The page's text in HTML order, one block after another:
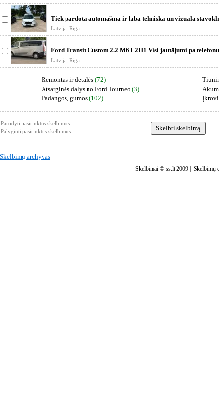
Tiek pārdota automašīna ir labā tehniskā un vizuālā
ietilpīga un
Latvija, Riga
Ford Transit Custom 2.2 M6 L2H1 Visi jautājumi pa
Latvija, Riga
Remontas ir detalės (72)
Atsarginės dalys no Ford Tourneo (3)
Padangos, gumos (102)
Parodyti pasirinktus skelbimus
Palyginti pasirinktus skelbimus
Skelbimų archyvas
Skelbimai © ss.lt 2009 | Skelbimų